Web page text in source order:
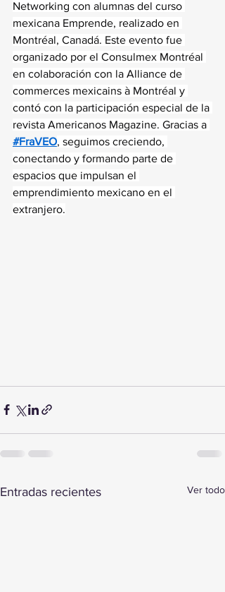
Networking con alumnas del curso
mexicana Emprende, realizado en
Montréal, Canadá. Este evento fue
organizado por el Consulmex Montréal
en colaboración con la Alliance de
commerces mexicains à Montréal y
contó con la participación especial de la
revista Americanos Magazine. Gracias a
#FraVEO, seguimos creciendo,
conectando y formando parte de
espacios que impulsan el
emprendimiento mexicano en el
extranjero.
Entradas recientes Ver todo